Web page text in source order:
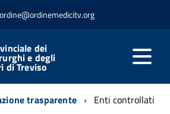
ordine@ordinemedicitv.org
dei
e degli
di Treviso
trasparente Enti controllati